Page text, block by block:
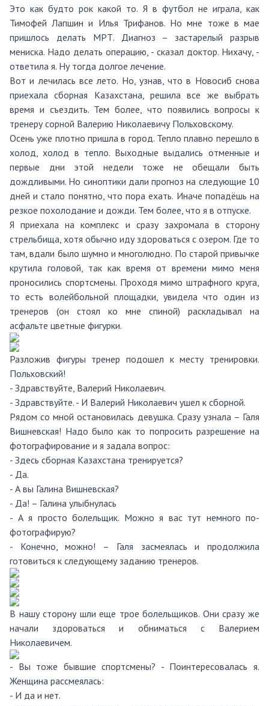
Это как будто рок какой то. Я в футбол не играла, как
Тимофей Лапшин и Илья Трифанов. Но мне тоже в мае
пришлось делать МРТ. Диагноз – застарелый разрыв
мениска. Надо делать операцию, - сказал доктор. Нихачу, -
ответила я. Ну тогда долгое лечение.
Вот и лечилась все лето. Но, узнав, что в Новосиб снова
приехала сборная Казахстана, решила все же выбрать
время и съездить. Тем более, что появились вопросы к
тренеру сорной Валерию Николаевичу Польховскому.
Осень уже плотно пришла в город. Тепло плавно перешло в
холод, холод в тепло. Выходные выдались отменные и
первые дни этой недели тоже не обещали быть
дождливыми. Но синоптики дали прогноз на следующие 10
дней и стало понятно, что пора ехать. Иначе попадёшь на
резкое похолодание и дожди. Тем более, что я в отпуске.
Я приехала на комплекс и сразу захромала в сторону
стрельбища, хотя обычно иду здороваться с озером. Где то
там, вдали было шумно и многолюдно. По старой привычке
крутила головой, так как время от времени мимо меня
проносились спортсмены. Проходя мимо штрафного круга,
то есть волейбольной площадки, увидела что один из
тренеров (он стоял ко мне спиной) раскладывал на
асфальте цветные фигурки.
Разложив фигуры тренер подошел к месту тренировки.
Польховский!
- Здравствуйте, Валерий Николаевич.
- Здравствуйте. - И Валерий Николаевич ушел к сборной.
Рядом со мной остановилась девушка. Сразу узнала – Галя
Вишневская! Надо было как то попросить разрешение на
фотографирование и я задала вопрос:
- Здесь сборная Казахстана тренируется?
- Да.
- А вы Галина Вишневская?
- Да! – Галина улыбнулась
- А я просто болельщик. Можно я вас тут немного по-
фотографирую?
- Конечно, можно! – Галя засмеялась и продолжила
готовиться к следующему заданию тренеров.
В нашу сторону шли еще трое болельщиков. Они сразу же
начали здороваться и обниматься с Валерием
Николаевичем.
- Вы тоже бывшие спортсмены? - Поинтересовалась я.
Женщина рассмеялась:
- И да и нет.